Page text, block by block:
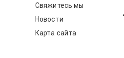
Свяжитесь мы
Новости
Карта сайта